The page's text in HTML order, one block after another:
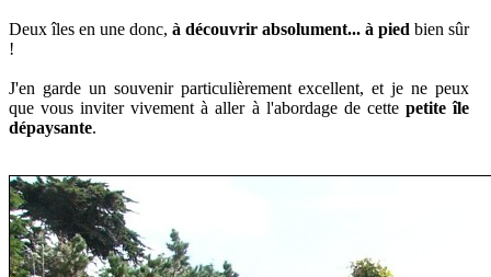
Deux îles en une donc, à découvrir absolument... à pied bien sûr
!
J'en garde un souvenir particulièrement excellent, et je ne peux
que vous inviter vivement à aller à l'abordage de cette petite île
dépaysante.